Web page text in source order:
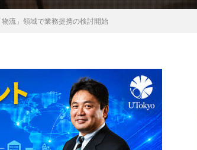
流」領域で業務提携の検討開始